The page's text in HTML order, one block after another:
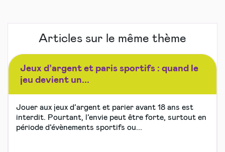
Articles sur le même thème
Jeux d’argent et paris sportifs : quand le
jeu devient un...
Jouer aux jeux d’argent et parier avant 18 ans est
interdit. Pourtant, l’envie peut être forte, surtout en
période d’évènements sportifs ou...